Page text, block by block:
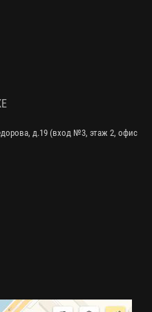
д.19 (вход №3, этаж 2, офис